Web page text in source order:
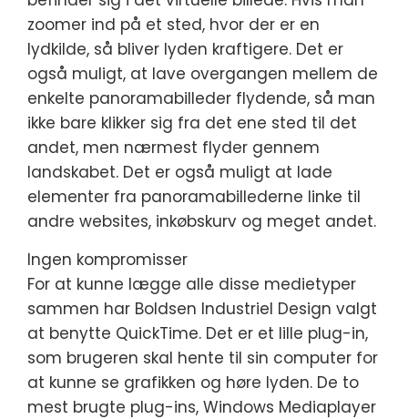
zoomer ind på et sted, hvor der er en
lydkilde, så bliver lyden kraftigere. Det er
også muligt, at lave overgangen mellem de
enkelte panoramabilleder flydende, så man
ikke bare klikker sig fra det ene sted til det
andet, men nærmest flyder gennem
landskabet. Det er også muligt at lade
elementer fra panoramabillederne linke til
andre websites, inkøbskurv og meget andet.
Ingen kompromisser
For at kunne lægge alle disse medietyper
sammen har Boldsen Industriel Design valgt
at benytte QuickTime. Det er et lille plug-in,
som brugeren skal hente til sin computer for
at kunne se grafikken og høre lyden. De to
mest brugte plug-ins, Windows Mediaplayer